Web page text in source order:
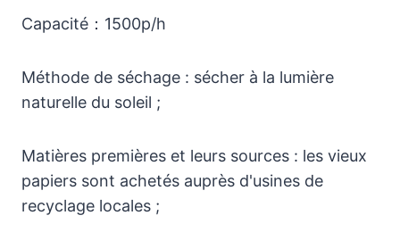
Capacité：1500p/h
Méthode de séchage : sécher à la lumière
naturelle du soleil ;
Matières premières et leurs sources : les vieux
papiers sont achetés auprès d'usines de
recyclage locales ;